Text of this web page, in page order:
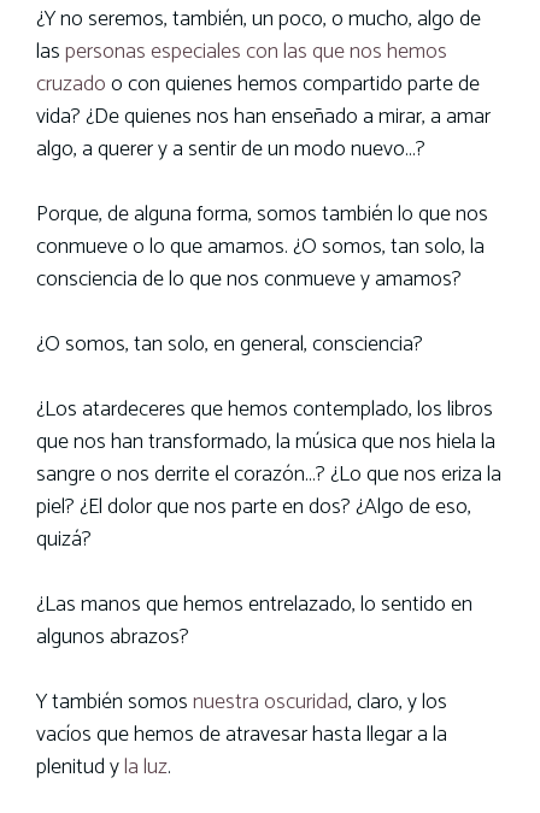
¿Y no seremos, también, un poco, o mucho, algo de
laspersonas especiales con las que nos hemos
cruzadoo con quienes hemos compartido parte de
vida? ¿De quienes nos han enseñado a mirar, a amar
algo, a querer y a sentir de un modo nuevo…?
Porque, de alguna forma, somos también lo que nos
conmueve o lo que amamos. ¿O somos, tan solo, la
consciencia de lo que nos conmueve y amamos?
¿O somos, tan solo, en general, consciencia?
¿Los atardeceres que hemos contemplado, los libros
que nos han transformado, la música que nos hiela la
sangre o nos derrite el corazón…? ¿Lo que nos eriza la
piel? ¿El dolor que nos parte en dos? ¿Algo de eso,
quizá?
¿Las manos que hemos entrelazado, lo sentido en
algunos abrazos?
Y también somosnuestra oscuridad, claro, y los
vacíos que hemos de atravesar hasta llegar a la
plenitud yla luz.